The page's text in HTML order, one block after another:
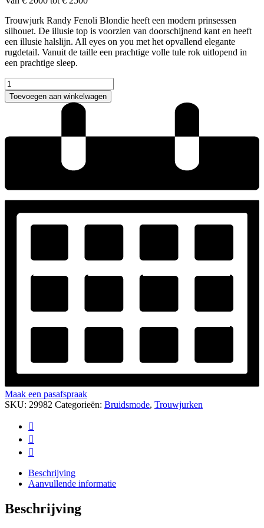
Trouwjurk Randy Fenoli Blondie heeft een modern prinsessen
silhouet. De illusie top is voorzien van doorschijnend kant en heeft
een illusie halslijn. All eyes on you met het opvallend elegante
rugdetail. Vanuit de taille een prachtige volle tule rok uitlopend in
een prachtige sleep.
Randy
Fenoli
Blondie
Toevoegen aan winkelwagen
Maak een pasafspraak
SKU: 29982 Categorieën: Bruidsmode, Trouwjurken
Beschrijving
Aanvullende informatie
Beschrijving